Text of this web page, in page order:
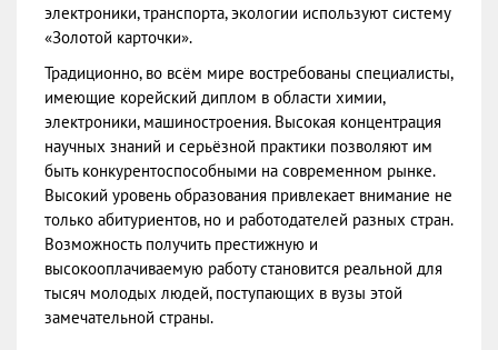
электроники, транспорта, экологии используют систему
«Золотой карточки».
Традиционно, во всём мире востребованы специалисты,
имеющие корейский диплом в области химии,
электроники, машиностроения. Высокая концентрация
научных знаний и серьёзной практики позволяют им
быть конкурентоспособными на современном рынке.
Высокий уровень образования привлекает внимание не
только абитуриентов, но и работодателей разных стран.
Возможность получить престижную и
высокооплачиваемую работу становится реальной для
тысяч молодых людей, поступающих в вузы этой
замечательной страны.